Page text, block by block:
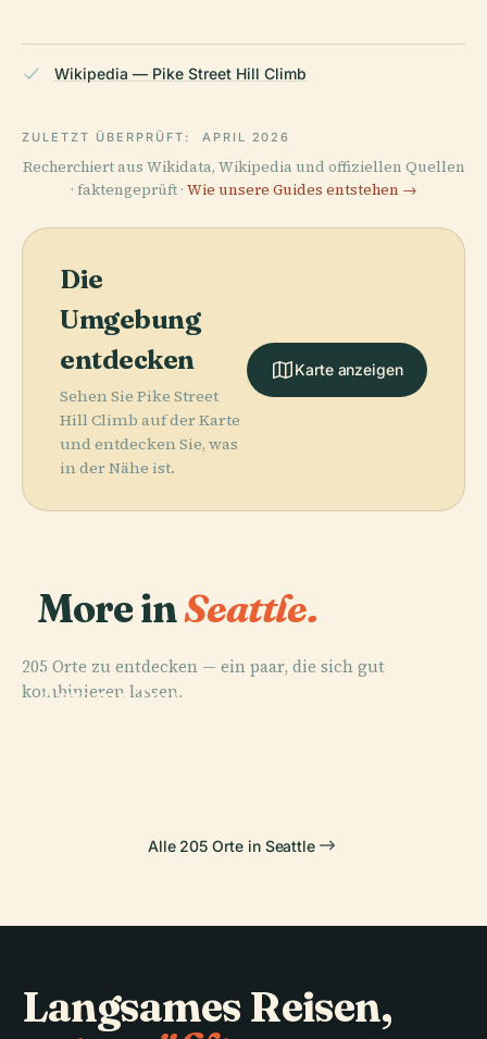
Wikipedia — Pike Street Hill Climb
ZULETZT ÜBERPRÜFT: APRIL 2026
Recherchiert aus Wikidata, Wikipedia und offiziellen Quellen
· faktengeprüft · Wie unsere Guides entstehen →
Die
Umgebung
entdecken
Sehen Sie Pike Street
Hill Climb auf der Karte
und entdecken Sie, was
in der Nähe ist.
Karte anzeigen
More inSeattle.
205 Orte zu entdecken — ein paar, die sich gut
kombinieren lassen.
Amazon Tower
PLACE
Alle 205 Orte in Seattle